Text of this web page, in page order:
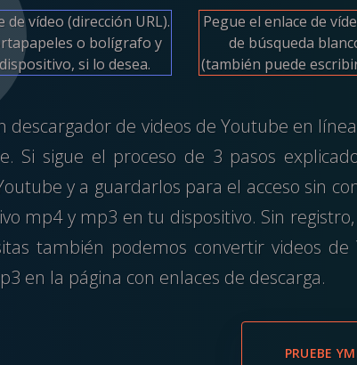
de vídeo (dirección URL).
o bolígrafo y
si lo desea.
Pegue el enlace de
de búsqueda
(también puede
descargador de videos de Youtube en
Si sigue el proceso de 3 pasos
y a guardarlos para el acceso sin
mp4 y mp3 en tu dispositivo. Sin
también podemos convertir videos
en la página con enlaces de descarga.
PRUEBE